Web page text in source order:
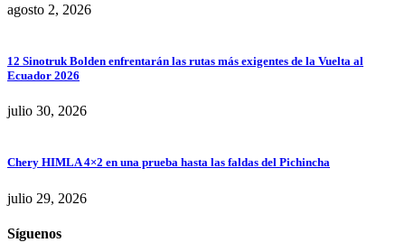
agosto 2, 2026
12 Sinotruk Bolden enfrentarán las rutas más exigentes de la Vuelta al
Ecuador 2026
julio 30, 2026
Chery HIMLA 4×2 en una prueba hasta las faldas del Pichincha
julio 29, 2026
Síguenos